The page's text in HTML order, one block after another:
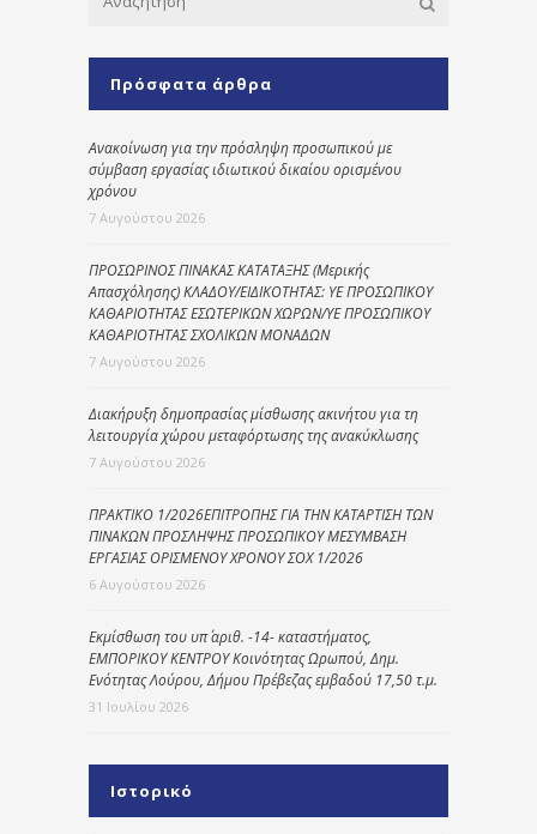
Πρόσφατα άρθρα
Ανακοίνωση για την πρόσληψη προσωπικού με
σύμβαση εργασίας ιδιωτικού δικαίου ορισμένου
χρόνου
7 Αυγούστου 2026
ΠΡΟΣΩΡΙΝΟΣ ΠΙΝΑΚΑΣ ΚΑΤΑΤΑΞΗΣ (Μερικής
Απασχόλησης) ΚΛΑΔΟΥ/ΕΙΔΙΚΟΤΗΤΑΣ: ΥΕ ΠΡΟΣΩΠΙΚΟΥ
ΚΑΘΑΡΙΟΤΗΤΑΣ ΕΣΩΤΕΡΙΚΩΝ ΧΩΡΩΝ/ΥΕ ΠΡΟΣΩΠΙΚΟΥ
ΚΑΘΑΡΙΟΤΗΤΑΣ ΣΧΟΛΙΚΩΝ ΜΟΝΑΔΩΝ
7 Αυγούστου 2026
Διακήρυξη δημοπρασίας μίσθωσης ακινήτου για τη
λειτουργία χώρου μεταφόρτωσης της ανακύκλωσης
7 Αυγούστου 2026
ΠΡΑΚΤΙΚΟ 1/2026ΕΠΙΤΡΟΠΗΣ ΓΙΑ ΤΗΝ ΚΑΤΑΡΤΙΣΗ ΤΩΝ
ΠΙΝΑΚΩΝ ΠΡΟΣΛΗΨΗΣ ΠΡΟΣΩΠΙΚΟΥ ΜΕΣΥΜΒΑΣΗ
ΕΡΓΑΣΙΑΣ ΟΡΙΣΜΕΝΟΥ ΧΡΟΝΟΥ ΣΟΧ 1/2026
6 Αυγούστου 2026
Εκμίσθωση του υπ΄ αριθ. -14- καταστήματος,
ΕΜΠΟΡΙΚΟΥ ΚΕΝΤΡΟΥ Κοινότητας Ωρωπού, Δημ.
Ενότητας Λούρου, Δήμου Πρέβεζας εμβαδού 17,50 τ.μ.
31 Ιουλίου 2026
Ιστορικό